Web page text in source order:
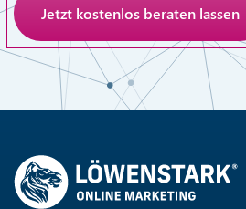
Anti-Roboter-Verifizierung
Hier klicken